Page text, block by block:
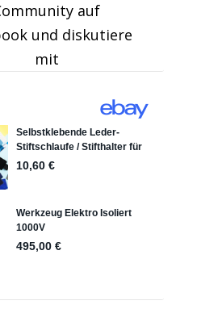
auf
und diskutiere
mit